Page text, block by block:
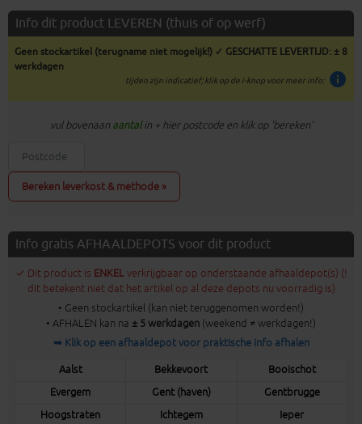
Info dit product LEVEREN (thuis of op werf)
Geen stockartikel (terugname niet mogelijk!) ✓ GESCHATTE LEVERTIJD: ± 8
werkdagen
info
tijden zijn indicatief; klik op de i-knop voor meer info:
vul bovenaan aantalin + hier postcode en klik op 'bereken'
Bereken leverkost & methode »
Info gratis AFHAALDEPOTS voor dit product
✓ Dit product is ENKELverkrijgbaar op onderstaande afhaaldepot(s) (!
dit betekent niet dat het artikel op al deze depots nu voorradig is)
• Geen stockartikel (kan niet teruggenomen worden!)
• AFHALEN kan na ± 5 werkdagen (weekend ≠ werkdagen!)
➥ Klik op een afhaaldepot voor praktische info afhalen
Aalst Bekkevoort
Booischot
Evergem
Gent (haven)
Gentbrugge
Hoogstraten
Ichtegem
Ieper